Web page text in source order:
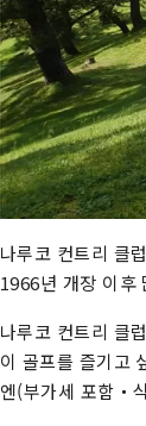
나루코 컨트리 클
1966년 개장 이후
나루코 컨트리 클
이 골프를 즐기고
엔(부가세 포함・